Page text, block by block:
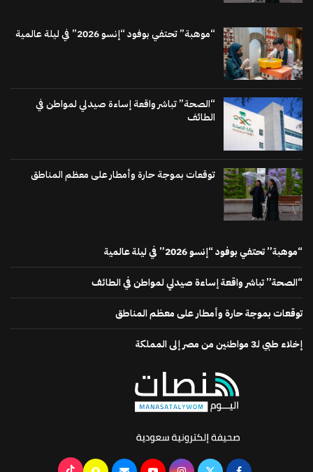
“موهبة” تحتفي بوفود “إنسو 2026” في ليلة عالمية
“الصحة” تباشر واقعة إساءة صيدلي لمواطن في
الطائف
توقعات بموجة حارة وأمطار على معظم المناطق
“موهبة” تحتفي بوفود “إنسو 2026” في ليلة عالمية
“الصحة” تباشر واقعة إساءة صيدلي لمواطن في الطائف
توقعات بموجة حارة وأمطار على معظم المناطق
إخلاء طبي لـ3 مواطنين من مصر إلى المملكة